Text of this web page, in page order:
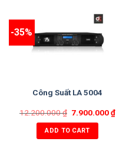
Stereo/Parallel/Bridge
– Bảo hành: 1 năm
-35%
Công Suất LA 5004
12.200.000₫ 7.900.000₫
ADD TO CART